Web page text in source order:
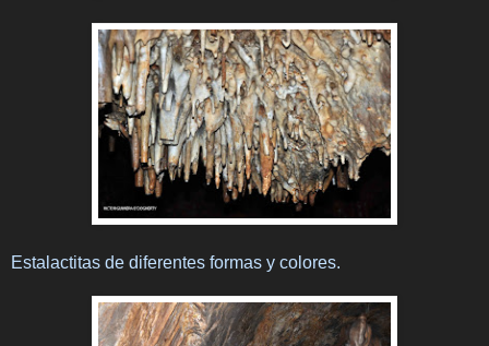
Estalactitas de diferentes formas y colores.